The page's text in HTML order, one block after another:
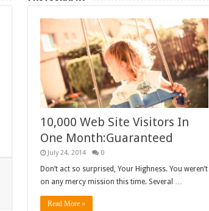
10,000 Web Site Visitors In
One Month:Guaranteed
July 24, 2014 0
Don’t act so surprised, Your Highness. You weren’t
on any mercy mission this time. Several …
Read More »